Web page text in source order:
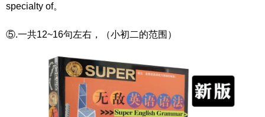
specialty of。
⑤.一共12~16句左右，（小初二的范围）